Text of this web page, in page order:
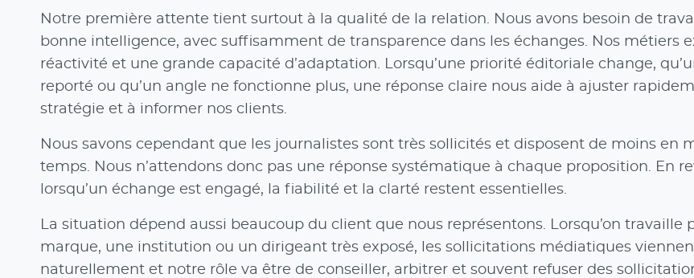
Notre première attente tient surtout à la qualité de la relation. Nous avons besoin de
bonne intelligence, avec suffisamment de transparence dans les échanges. Nos métiers
réactivité et une grande capacité d’adaptation. Lorsqu’une priorité éditoriale change,
reporté ou qu’un angle ne fonctionne plus, une réponse claire nous aide à ajuster
stratégie et à informer nos clients.
Nous savons cependant que les journalistes sont très sollicités et disposent de moins en
temps. Nous n’attendons donc pas une réponse systématique à chaque proposition. En
lorsqu’un échange est engagé, la fiabilité et la clarté restent essentielles.
La situation dépend aussi beaucoup du client que nous représentons. Lorsqu’on travaille
marque, une institution ou un dirigeant très exposé, les sollicitations médiatiques
naturellement et notre rôle va être de conseiller, arbitrer et souvent refuser des